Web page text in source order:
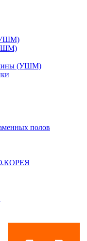
(УШМ)
полов